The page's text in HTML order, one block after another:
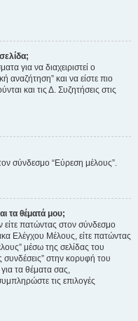
για να διαχειριστεί ο
αναζήτηση” και να είστε πιο
και τις Δ. Συζητήσεις στις
σύνδεσμο “Εύρεση μέλους”.
τα θέματά μου;
πατώντας στον σύνδεσμο
Ελέγχου Μέλους, είτε πατώντας
μέσω της σελίδας του
στην κορυφή του
τα θέματα σας,
τις επιλογές